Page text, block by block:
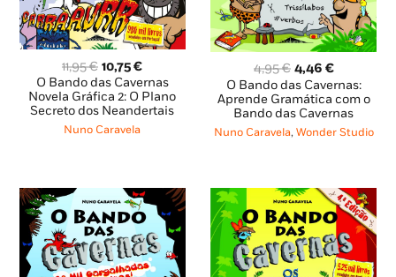
11,95€ O
preço
original
era:
11,95 €.
10,75€O
preço
atual
é:
O Bando das Cavernas
Novela Gráfica 2: O Plano
Secreto dos Neandertais
Nuno Caravela
4,95€ O
preço
original
era:
4,95 €.
4,46 €O
preço
atual
é:
4,46 €.
O Bando das Cavernas:
Aprende Gramática com o
Bando das Cavernas
Nuno Caravela, Wonder Studio